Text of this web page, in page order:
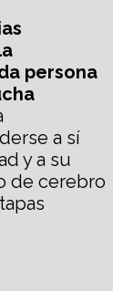
persona
a sí
y a su
de cerebro